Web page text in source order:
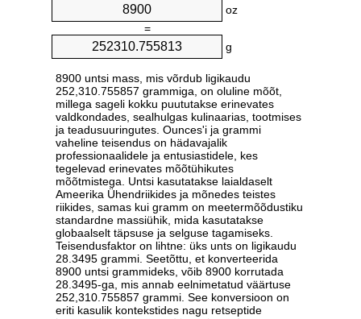
oz
=
g
8900 untsi mass, mis võrdub ligikaudu
252,310.755857 grammiga, on oluline mõõt,
millega sageli kokku puututakse erinevates
valdkondades, sealhulgas kulinaarias, tootmises
ja teadusuuringutes. Ounces'i ja grammi
vaheline teisendus on hädavajalik
professionaalidele ja entusiastidele, kes
tegelevad erinevates mõõtühikutes
mõõtmistega. Untsi kasutatakse laialdaselt
Ameerika Ühendriikides ja mõnedes teistes
riikides, samas kui gramm on meetermõõdustiku
standardne massiühik, mida kasutatakse
globaalselt täpsuse ja selguse tagamiseks.
Teisendusfaktor on lihtne: üks unts on ligikaudu
28.3495 grammi. Seetõttu, et konverteerida
8900 untsi grammideks, võib 8900 korrutada
28.3495-ga, mis annab eelnimetatud väärtuse
252,310.755857 grammi. See konversioon on
eriti kasulik kontekstides nagu retseptide